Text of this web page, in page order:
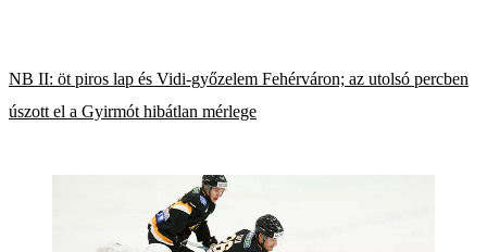
NB II: öt piros lap és Vidi-győzelem Fehérváron; az utolsó percben
úszott el a Gyirmót hibátlan mérlege